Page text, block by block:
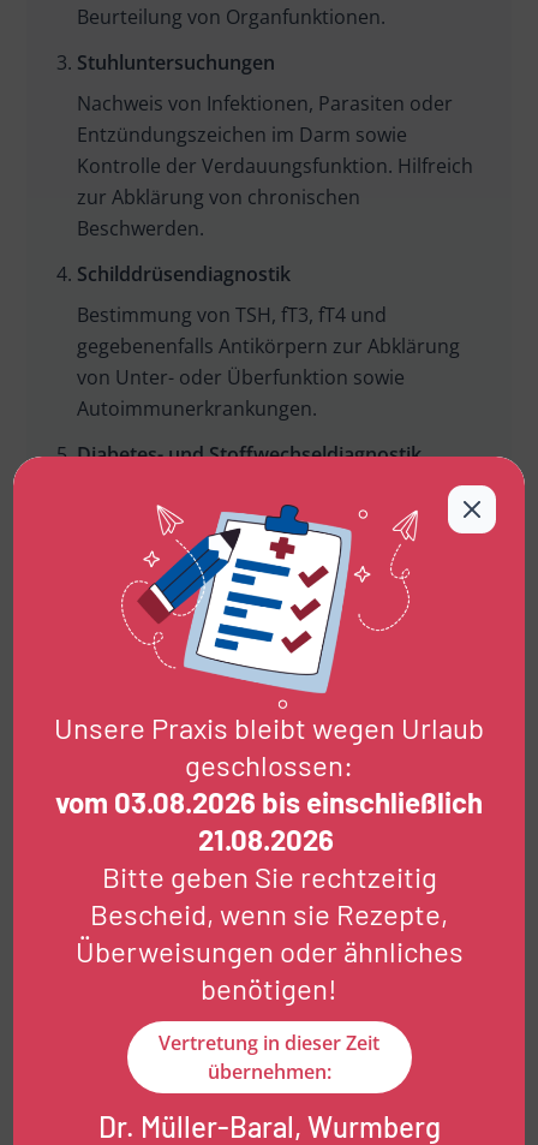
Beurteilung von Organfunktionen.
Stuhluntersuchungen
Nachweis von Infektionen, Parasiten oder
Entzündungszeichen im Darm sowie
Kontrolle der Verdauungsfunktion. Hilfreich
zur Abklärung von chronischen
Beschwerden.
Schilddrüsendiagnostik
Bestimmung von TSH, fT3, fT4 und
gegebenenfalls Antikörpern zur Abklärung
von Unter- oder Überfunktion sowie
Autoimmunerkrankungen.
Diabetes- und Stoffwechseldiagnostik
Messung von Blutzucker, HbA1c, Fettwerten
und weiteren Parametern zur
Früherkennung von Diabetes oder
Stoffwechselstörungen.
Schnell- und Akutdiagnostik
Bei Bedarf liegen bestimmte Ergebnisse
bereits am selben Tag vor, besonders
hilfreich bei akuten Beschwerden.
Erweiterte Laborprofile
Für individuelle Fragestellungen, zum
Beispiel im Rahmen von Check-ups, zur
Kontrolle chronischer Erkrankungen oder
zur Abklärung spezifischer Symptome.
Für wen sind Laboruntersuchungen
sinnvoll
Laboruntersuchungen sind für viele
Situationen geeignet und besonders hilfreich
Unsere Praxis bleibt wegen Urlaub
geschlossen:
vom 03.08.2026 bis einschließlich
21.08.2026
Bitte geben Sie rechtzeitig
Bescheid, wenn sie Rezepte,
Überweisungen oder ähnliches
benötigen!
Vertretung in dieser Zeit
übernehmen:
Dr. Müller-Baral, Wurmberg